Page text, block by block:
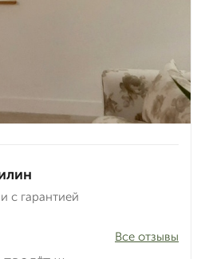
с гарантией
Все отзывы